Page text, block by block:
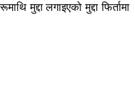
मुद्दा लगाइएको मुद्दा फिर्तामा